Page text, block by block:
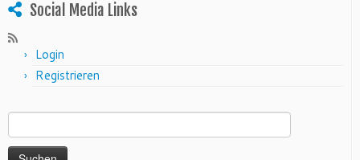
Social Media Links
Login
Registrieren